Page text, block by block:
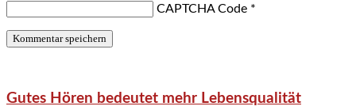
CAPTCHA Code *
Gutes Hören bedeutet mehr Lebensqualität